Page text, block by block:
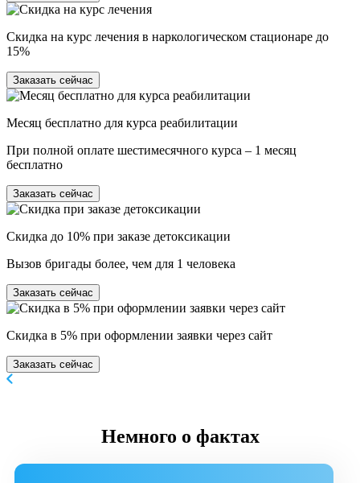
Скидка на курс лечения в наркологическом стационаре до
15%
Заказать сейчас
Месяц бесплатно для курса реабилитации
При полной оплате шестимесячного курса – 1 месяц
бесплатно
Заказать сейчас
Скидка до 10% при заказе детоксикации
Вызов бригады более, чем для 1 человека
Заказать сейчас
Скидка в 5% при оформлении заявки через сайт
Заказать сейчас
Немного о фактах